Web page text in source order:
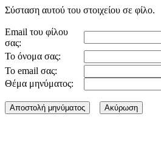
Σύσταση αυτού του στοιχείου σε φίλο.
Email του φίλου
σας:
Το όνομα σας:
Το email σας:
Θέμα μηνύματος: